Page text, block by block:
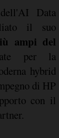
Data
il suo
ampi del
per la
hybrid
di HP
con il